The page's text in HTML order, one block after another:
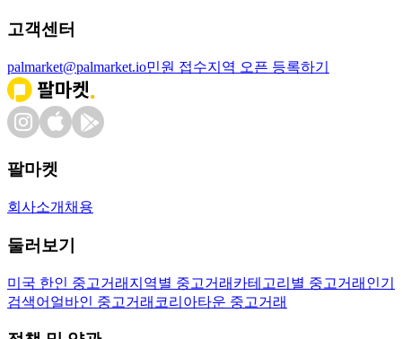
고객센터
palmarket@palmarket.io민원 접수지역 오픈 등록하기
팔마켓
회사소개 채용
둘러보기
미국 한인 중고거래 지역별 중고거래 카테고리별 중고거래 인기
검색어 얼바인 중고거래 코리아타운 중고거래